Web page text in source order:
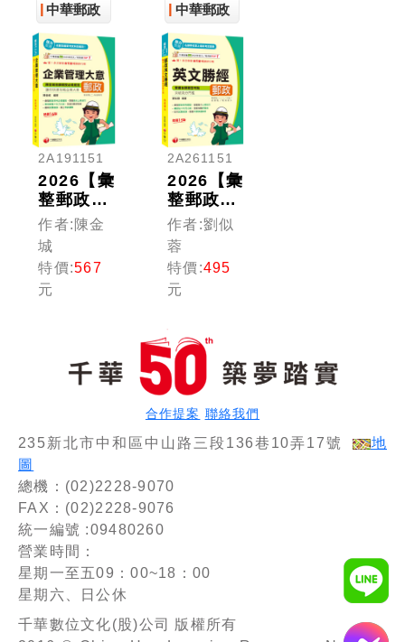
中華郵政
2A191151
2026【彙
整郵政常
考企管重
點】企業
管理大意
［第十六
版］（中
內勤專
作者:陳金
城
特價:567
元
中華郵政
2A261151
2026【彙
整郵政常
考題型】
郵政英文
勝經［十
五版］
（中華郵
專業職內
外勤／營
運職／職
階晉升／
升資）
作者:劉似
蓉
特價:495
元
合作提案 聯絡我們
235新北市中和區中山路三段136巷10弄17號
地
圖
總機：(02)2228-9070
FAX：(02)2228-9076
統一編號 :09480260
營業時間：
星期一至五09：00~18：00
星期六、日公休
千華數位文化(股)公司 版權所有